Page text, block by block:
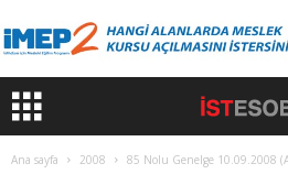
Ana sayfa 2008 85 Nolu Genelge 10.09.2008